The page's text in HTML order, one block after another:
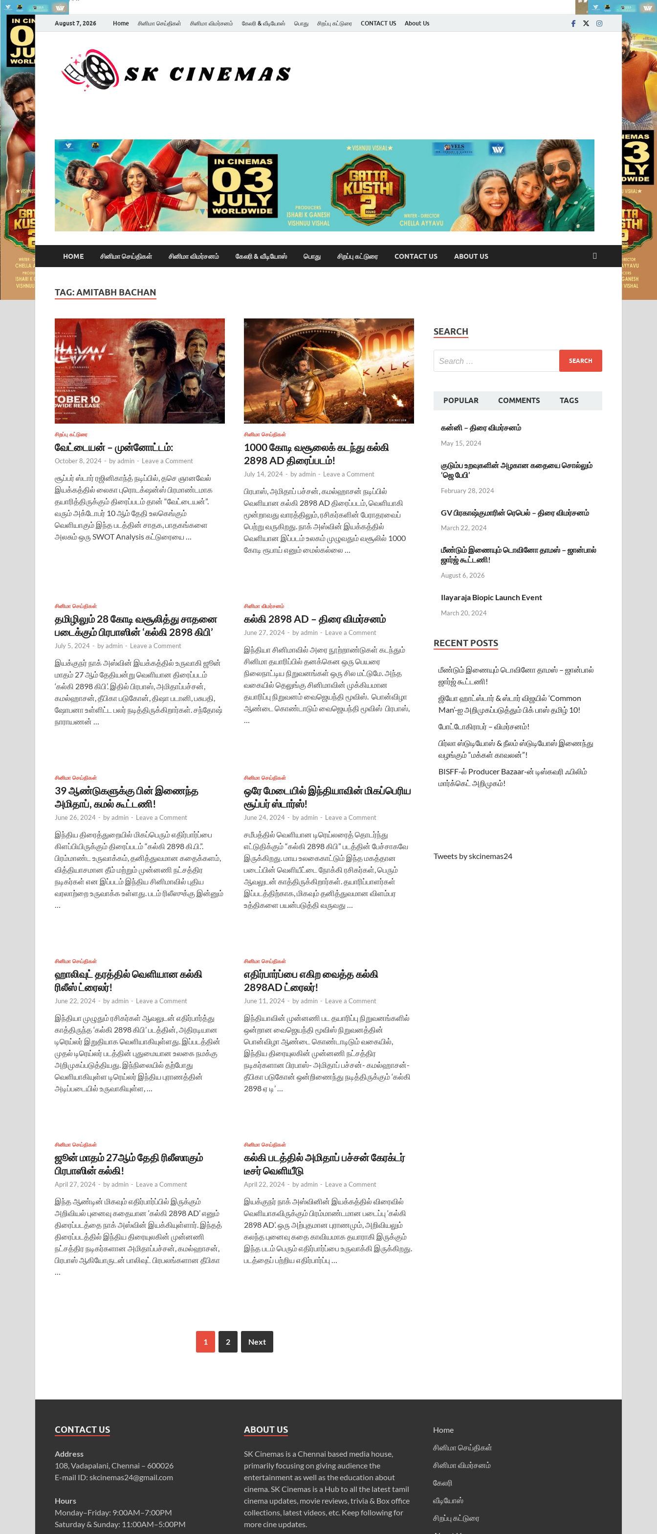
August 7, 2026 Home சினிமா செய்திகள் சினிமா விமர்சனம் கேலரி & வீடியோஸ் பொது சிறப்பு கட்டுரை CONTACT US About Us
HOME சினிமா செய்திகள் சினிமா விமர்சனம் கேலரி & வீடியோஸ் பொது சிறப்பு கட்டுரை CONTACT US ABOUT US
TAG:AMITABH BACHAN
சிறப்பு கட்டுரை
வேட்டையன் – முன்னோட்டம்:
October 8, 2024 - byadmin - Leave a Comment
சூப்பர் ஸ்டார் ரஜினிகாந்த் நடிப்பில், தசெ ஞானவேல்
இயக்கத்தில் லைகா புரொடக்‌ஷன்ஸ் பிரமாண்டமாக
தயாரித்திருக்கும் திரைப்படம் தான் “வேட்டையன்”.
வரும் அக்டோபர் 10 ஆம் தேதி உலகெங்கும்
வெளியாகும் இந்த படத்தின் சாதக, பாதகங்களை
அலசும் ஒரு SWOT Analysis கட்டுரையை …
சினிமா செய்திகள்
1000 கோடி வசூலைக் கடந்து கல்கி
2898 AD திரைப்படம்!
July 14, 2024 - byadmin - Leave a Comment
பிரபாஸ், அமிதாப் பச்சன், கமல்ஹாசன் நடிப்பில்
வெளியான கல்கி 2898 AD திரைப்படம், வெளியாகி
மூன்றாவது வாரத்திலும், ரசிகர்களின் பேராதரவைப்
பெற்று வருகிறது. நாக் அஸ்வின் இயக்கத்தில்
வெளியான இப்படம் உலகம் முழுவதும் வசூலில் 1000
கோடி ரூபாய் எனும் மைல்கல்லை …
சினிமா செய்திகள்
தமிழிலும் 28 கோடி வசூலித்து சாதனை
படைக்கும் பிரபாஸின் ‘கல்கி 2898 கிபி’
July 5, 2024 - byadmin - Leave a Comment
இயக்குநர் நாக் அஸ்வின் இயக்கத்தில் உருவாகி ஜூன்
மாதம் 27 ஆம் தேதியன்று வெளியான திரைப்படம்
‘கல்கி 2898 கிபி’. இதில் பிரபாஸ், அமிதாப்பச்சன்,
கமல்ஹாசன், தீபிகா படுகோன், திஷா படானி, பசுபதி,
ஷோபனா உள்ளிட்ட பலர் நடித்திருக்கிறார்கள். சந்தோஷ்
நாராயணன் …
சினிமா விமர்சனம்
கல்கி 2898 AD – திரை விமர்சனம்
June 27, 2024 - byadmin - Leave a Comment
இந்தியா சினிமாவில் அரை நூற்றாண்டுகள் கடந்தும்
சினிமா தயாரிப்பில் தனக்கென ஒரு பெயரை
நிலைநாட்டிய நிறுவனங்கள் ஒரு சில மட்டுமே. அந்த
வகையில் தெலுங்கு சினிமாவின் முக்கியமான
தயாரிப்பு நிறுவனம் வைஜெயந்தி மூவிஸ். பொன்விழா
ஆண்டை கொண்டாடும் வைஜெயந்தி மூவிஸ் பிரபாஸ்,
சினிமா செய்திகள்
39 ஆண்டுகளுக்கு பின் இணைந்த
அமிதாப், கமல் கூட்டணி!
June 26, 2024 - byadmin - Leave a Comment
இந்திய திரைத்துறையில் மிகப்பெரும் எதிர்பார்ப்பை
கிளப்பியிருக்கும் திரைப்படம் “கல்கி 2898 கி.பி.”.
பிரம்மாண்ட உருவாக்கம், தனித்துவமான கதைக்களம்,
வித்தியாசமான தீம் மற்றும் முன்னணி நட்சத்திர
நடிகர்கள் என இப்படம் இந்திய சினிமாவில் புதிய
வரலாற்றை உருவாக்க உள்ளது. படம் ரிலீஸுக்கு இன்னும்
சினிமா செய்திகள்
ஒரே மேடையில் இந்தியாவின் மிகப்பெரிய
சூப்பர் ஸ்டார்ஸ்!
June 24, 2024 - byadmin - Leave a Comment
சமீபத்தில் வெளியான டிரெய்லரைத் தொடர்ந்து
எட்டுதிக்கும் “கல்கி 2898 கிபி” படத்தின் பேச்சாகவே
இருக்கிறது. மாய உலகைகாட்டும் இந்த மகத்தான
படைப்பின் வெளியீட்டை நோக்கி ரசிகர்கள், பெரும்
ஆவலுடன் காத்திருக்கிறார்கள். தயாரிப்பாளர்கள்
இப்படத்திற்காக, மிகவும் தனித்துவமான விளம்பர
உத்திகளை பயன்படுத்தி வருவது …
சினிமா செய்திகள்
ஹாலிவுட் தரத்தில் வெளியான கல்கி
ரிலீஸ் ட்ரைலர்!
June 22, 2024 - byadmin - Leave a Comment
இந்தியா முழுதும் ரசிகர்கள் ஆவலுடன் எதிர்பார்த்து
காத்திருந்த ‘கல்கி 2898 கிபி’ படத்தின், அதிரடியான
டிரெய்லர் இறுதியாக வெளியாகியுள்ளது. இப்படத்தின்
முதல் டிரெய்லர் படத்தின் புதுமையான உலகை நமக்கு
அறிமுகப்படுத்தியது. இந்நிலையில் தற்போது
வெளியாகியுள்ள டிரெய்லர் இந்திய புராணத்தின்
அடிப்படையில் உருவாகியுள்ள, …
சினிமா செய்திகள்
எதிர்பார்ப்பை எகிற வைத்த கல்கி
2898AD ட்ரைலர்!
June 11, 2024 - byadmin - Leave a Comment
இந்தியாவின் முன்னணி பட தயாரிப்பு நிறுவனங்களில்
ஒன்றான வைஜெயந்தி மூவிஸ் நிறுவனத்தின்
பொன்விழா ஆண்டை கொண்டாடிடும் வகையில்,
இந்திய திரையுலகின் முன்னணி நட்சத்திர
நடிகர்களான பிரபாஸ்- அமிதாப் பச்சன்- கமல்ஹாசன்-
தீபிகா படுகோன் ஒன்றிணைந்து நடித்திருக்கும் ‘கல்கி
2898 ஏ டி’ …
சினிமா செய்திகள்
ஜூன் மாதம் 27ஆம் தேதி ரிலீஸாகும்
பிரபாஸின் கல்கி!
April 27, 2024 - byadmin - Leave a Comment
இந்த ஆண்டின் மிகவும் எதிர்பார்ப்பில் இருக்கும்
அறிவியல் புனைவு கதையான ‘கல்கி 2898 AD’ எனும்
திரைப்படத்தை நாக் அஸ்வின் இயக்கியுள்ளார். இந்தத்
திரைப்படத்தில் இந்திய திரையுலகின் முன்னணி
நட்சத்திர நடிகர்களான அமிதாப்பச்சன், கமல்ஹாசன்,
பிரபாஸ் ஆகியோருடன் பாலிவுட் பிரபலங்களான தீபிகா
சினிமா செய்திகள்
கல்கி படத்தில் அமிதாப் பச்சன் கேரக்டர்
டீசர் வெளியீடு
April 22, 2024 - byadmin - Leave a Comment
இயக்குநர் நாக் அஸ்வினின் இயக்கத்தில் விரைவில்
வெளியாகவிருக்கும் பிரம்மாண்டமான படைப்பு ‘கல்கி
2898 AD’. ஒரு அற்புதமான புராணமும், அறிவியலும்
கலந்த புனைவு கதை காவியமாக தயாராகி இருக்கும்
இந்த படம் பெரும் எதிர்பார்ப்பை உருவாக்கி இருக்கிறது.
படத்தைப் பற்றிய எதிர்பார்ப்பு …
1 2 Next
SEARCH
POPULAR COMMENTS TAGS
கன்னி – திரை விமர்சனம்
May 15, 2024
குடும்ப உறவுகளின் அழகான கதையை சொல்லும்
‘ஜெ பேபி’
February 28, 2024
GV பிரகாஷ்குமாரின் ரெபெல் – திரை விமர்சனம்
March 22, 2024
மீண்டும் இணையும் டொவினோ தாமஸ் – ஜான்பால்
ஜார்ஜ் கூட்டணி!
August 6, 2026
Ilayaraja Biopic Launch Event
March 20, 2024
RECENT POSTS
மீண்டும் இணையும் டொவினோ தாமஸ் – ஜான்பால்
ஜார்ஜ் கூட்டணி!
ஜியோ ஹாட்ஸ்டார் & ஸ்டார் விஜயில் ‘Common
Man’-ஐ அறிமுகப்படுத்தும் பிக் பாஸ் தமிழ் 10!
போட்டோகிராபர் – விமர்சனம்!
பிர்லா ஸ்டுடியோஸ் & நீலம் ஸ்டுடியோஸ் இணைந்து
வழங்கும் “மக்கள் காவலன்”!
BISFF-ல் Producer Bazaar-ன் டிஸ்கவரி ஃபிலிம்
மார்க்கெட் அறிமுகம்!
Tweets by skcinemas24
CONTACT US
Address
108, Vadapalani, Chennai – 600026
E-mail ID: skcinemas24@gmail.com
Hours
Monday–Friday: 9:00AM–7:00PM
Saturday & Sunday: 11:00AM–5:00PM
ABOUT US
SK Cinemas is a Chennai based media house,
primarily focusing on giving audience the
entertainment as well as the education about
cinema. SK Cinemas is a Hub to all the latest tamil
cinema updates, movie reviews, trivia & Box office
collections, latest videos, etc. Keep following for
more cine updates.
Home
சினிமா செய்திகள்
சினிமா விமர்சனம்
கேலரி
வீடியோஸ்
சிறப்பு கட்டுரை